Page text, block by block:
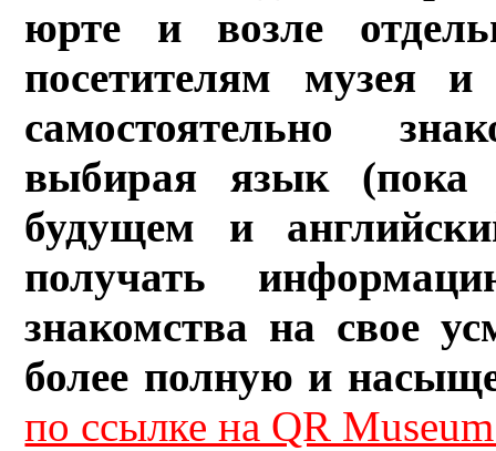
юрте и возле
посетителям музея и
самостоятельно
выбирая язык (пока
будущем и
получать
знакомства на свое
более полную и
по ссылке на QR